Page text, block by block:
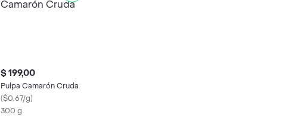
$ 199,00
Pulpa Camarón Cruda
($0.67/g)
300 g